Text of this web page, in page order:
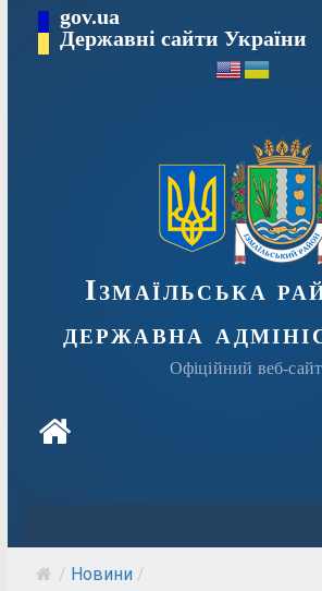
вмісту
gov.ua
Державні сайти України
Ізмаїльська
державна
Офіційний веб-сайт
/ Новини /